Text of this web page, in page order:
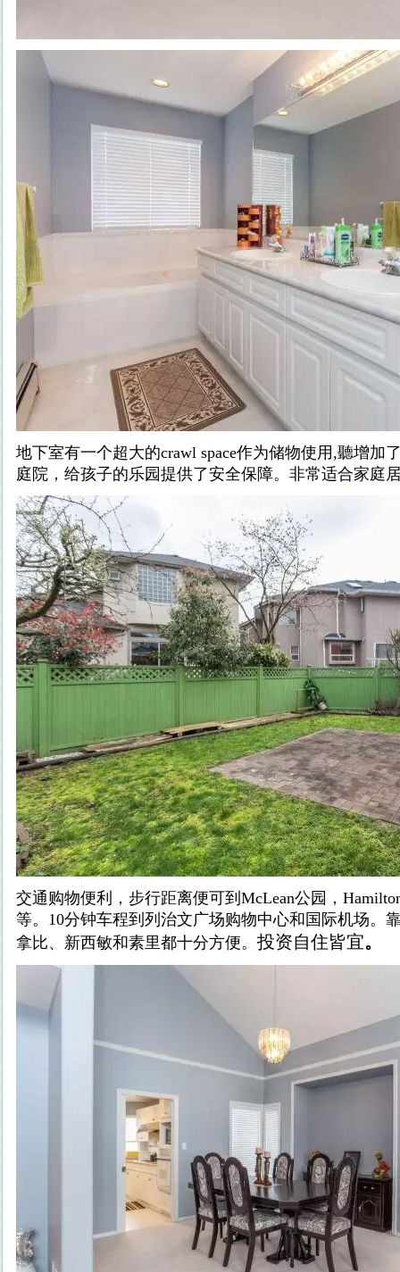
地下室有一个超大的crawl space作为储物使用,聽增加
庭院，给孩子的乐园提供了安全保障。非常适合家庭
交通购物便利，步行距离便可到McLean公园，
等。10分钟车程到列治文广场购物中心和国际机场。
拿比、新西敏和素里都十分方便。 投资自住皆宜。